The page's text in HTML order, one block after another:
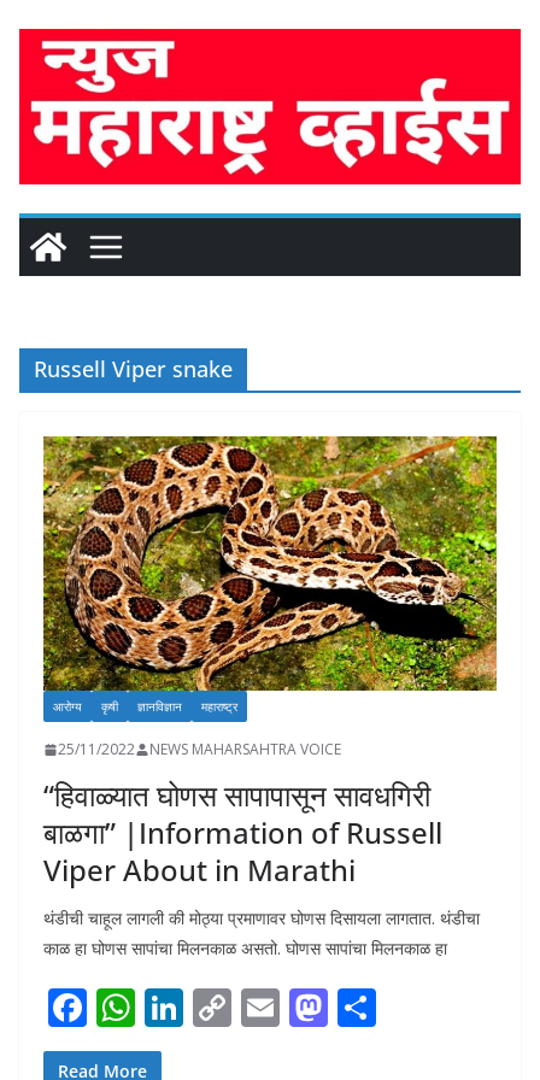
Russell Viper snake
आरोग्य कृषी ज्ञानविज्ञान महाराष्ट्र
25/11/2022 NEWS MAHARSAHTRA VOICE
“हिवाळ्यात घोणस सापापासून सावधगिरी
बाळगा” |Information of Russell
Viper About in Marathi
थंडीची चाहूल लागली की मोठ्या प्रमाणावर घोणस दिसायला लागतात. थंडीचा
काळ हा घोणस सापांचा मिलनकाळ असतो. घोणस सापांचा मिलनकाळ हा
F
ac
W
h
Li C E M
Read More